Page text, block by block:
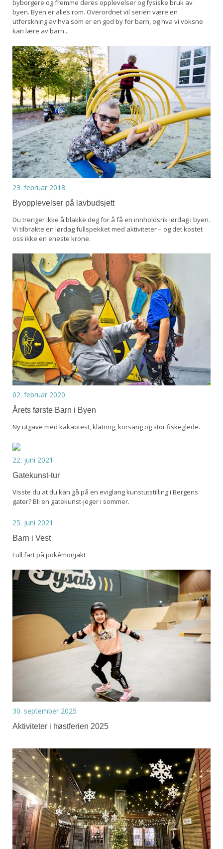
byborgere og fremme deres opplevelser og fysiske bruk av
byen. Byen er alles rom. Overordnet vil serien være en
utforskning av hva som er en god by for barn, og hva vi voksne
kan lære av barn...
23. februar 2018
Byopplevelser på lavbudsjett
Du trenger ikke å blakke deg for å få en innholdsrik lørdag i byen.
Vi tilbrakte en lørdag fullspekket med aktiviteter – og det kostet
oss ikke en eneste krone.
02. februar 2020
Årets første Barn i Byen
Ny utgave med kakaotest, klatring, korsang og stor fiskeglede.
22. juni 2021
Gatekunst-tur
Visste du at du kan gå på en eviglang kunstutstilling i Bergens
gater? Bli en gatekunst-jeger i sommer.
25. juni 2021
Barn i Vest
Full fart på pokémonjakt
30. september 2025
Aktiviteter i høstferien 2025